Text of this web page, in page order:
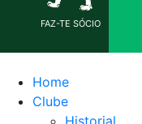
FAZ-TE SÓCIO
Home
Clube
Historial